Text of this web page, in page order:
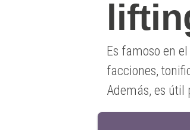
Es famoso en
facciones,
Además, es útil